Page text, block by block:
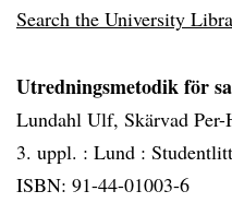
Search the University
Utredningsmetodik för
Lundahl Ulf, Skärvad Per-
3. uppl. : Lund :
ISBN: 91-44-01003-6